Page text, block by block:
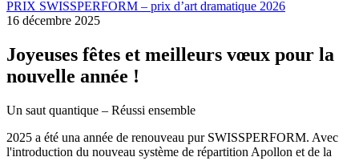
PRIX SWISSPERFORM – prix d’art dramatique 2026
16 décembre 2025
Joyeuses fêtes et meilleurs vœux pour la
nouvelle année !
Un saut quantique – Réussi ensemble
2025 a été una année de renouveau pur SWISSPERFORM. Avec
l'introduction du nouveau système de répartition Apollon et de la